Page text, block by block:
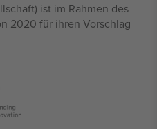
ist im Rahmen des
2020 für ihren Vorschlag